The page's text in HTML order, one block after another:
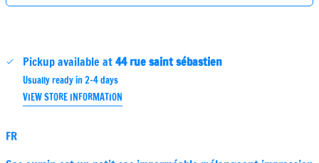
Pickup available at44 rue saint sébastien
Usually ready in 2-4 days
VIEW STORE INFORMATION
FR